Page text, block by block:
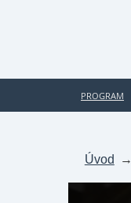
PROGRAM
Úvod →